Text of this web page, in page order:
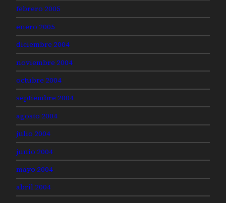
febrero 2005
enero 2005
diciembre 2004
noviembre 2004
octubre 2004
septiembre 2004
agosto 2004
julio 2004
junio 2004
mayo 2004
abril 2004